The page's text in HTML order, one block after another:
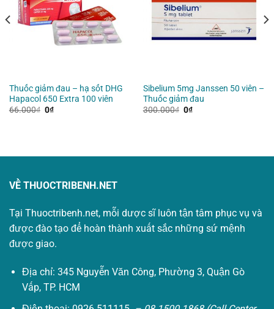
Thuốc giảm đau – hạ sốt DHG
Hapacol 650 Extra 100 viên
66.000₫ Giá
0₫Giá
Sibelium 5mg Janssen 50 viên –
Thuốc giảm đau
300.000₫ Giá
0₫Giá
VỀ THUOCTRIBENH.NET
Tại Thuoctribenh.net, mỗi dược sĩ luôn tận tâm phục vụ và
được đào tạo để hoàn thành xuất sắc những sứ mệnh
được giao.
Địa chỉ: 345 Nguyễn Văn Công, Phường 3, Quận Gò
Vấp, TP. HCM